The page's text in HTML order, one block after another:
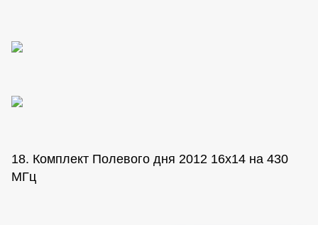
18. Комплект Полевого дня 2012 16х14 на 430
МГц